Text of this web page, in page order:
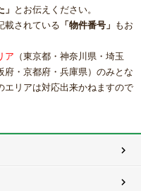
とお伝えください。
載されている 「物件番号」 もお
ア （東京都・神奈川県・埼玉
府・京都府・兵庫県）のみとな
エリアは対応出来かねますので